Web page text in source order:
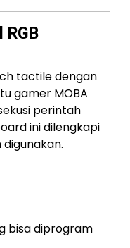
tactile dengan
gamer MOBA
perintah
ini dilengkapi
bisa diprogram